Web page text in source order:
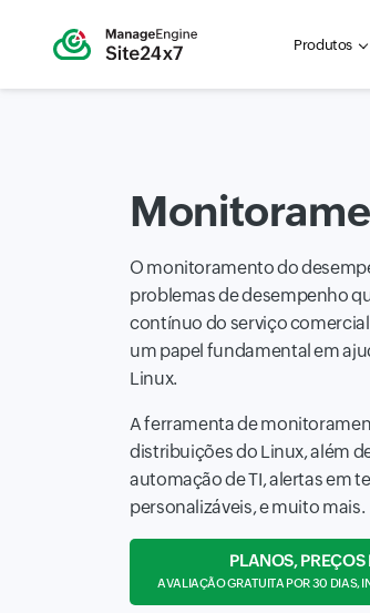
Produtos
O monitoramento do
problemas de desempenho
contínuo do serviço
um papel fundamental em
Linux.
A ferramenta de
distribuições do Linux, além
automação de TI, alertas em
personalizáveis, e muito mais.
PLANOS,
AVALIAÇÃO GRATUITA POR 30 DIAS,